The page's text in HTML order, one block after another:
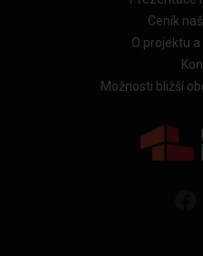
Ceník
O projektu
Možnosti bližší